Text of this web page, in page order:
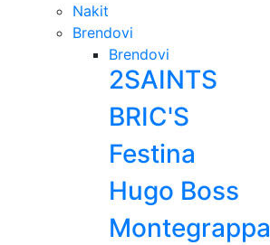
Nakit
Brendovi
Brendovi
2SAINTS
BRIC'S
Festina
Hugo Boss
Montegrappa